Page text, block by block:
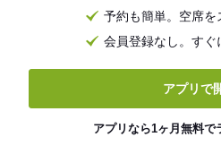
予約も簡単。空席を
会員登録なし。すぐ
アプリで
アプリなら1ヶ月無料で